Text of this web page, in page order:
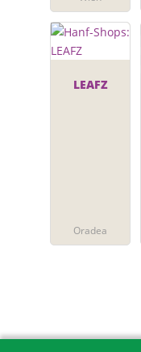
LEAFZ
Oradea